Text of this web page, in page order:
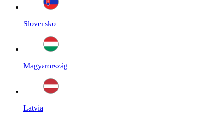
Slovensko
Magyarország
Latvia